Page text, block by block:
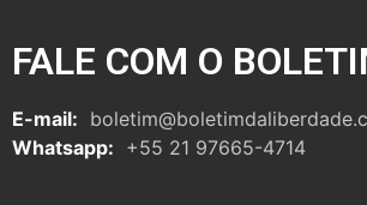
FALE COM O
E-mail:
Whatsapp: +55 21 97665-4714